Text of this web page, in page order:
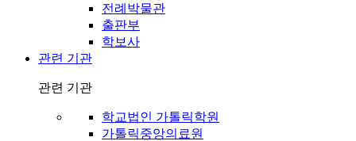
전례박물관
출판부
학보사
관련 기관
관련 기관
학교법인 가톨릭학원
가톨릭중앙의료원